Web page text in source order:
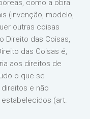
como a obra
(invenção, modelo,
outras coisas
Direito das Coisas,
das Coisas é,
aos direitos de
o que se
e não
(art.